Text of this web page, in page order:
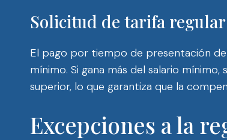
Solicitud de tarifa regular
El pago por tiempo de presentación
mínimo. Si gana más del salario
superior, lo que garantiza que la
Excepciones a la